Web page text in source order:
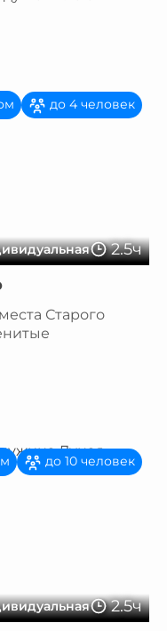
2.5ч
до 4 человек
Старого
2.5ч
до 10 человек